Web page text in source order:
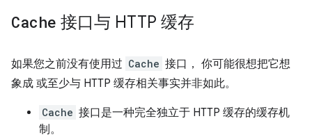
Cache 接口与 HTTP 缓存
如果您之前没有使用过 Cache 接口， 你可能很想把它想
象成 或至少与 HTTP 缓存相关事实并非如此。
Cache 接口是一种完全独立于 HTTP 缓存的缓存机
制。